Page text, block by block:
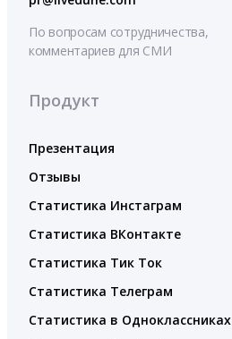
По вопросам сотрудничества,
комментариев для СМИ
Продукт
Презентация
Отзывы
Статистика Инстаграм
Статистика ВКонтакте
Статистика Тик Ток
Статистика Телеграм
Статистика в Одноклассниках